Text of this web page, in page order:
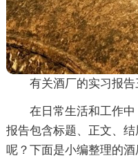
有关酒厂的实习报告
在日常生活和工作中
报告包含标题、正文、
呢？下面是小编整理的